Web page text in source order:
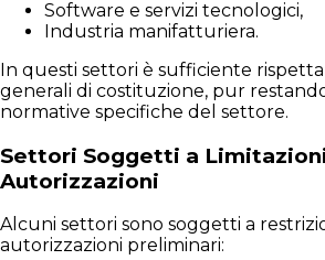
Software e servizi tecnologici,
Industria manifatturiera.
In questi settori è sufficiente
generali di costituzione, pur
normative specifiche del settore.
Settori Soggetti a
Autorizzazioni
Alcuni settori sono soggetti a
autorizzazioni preliminari: